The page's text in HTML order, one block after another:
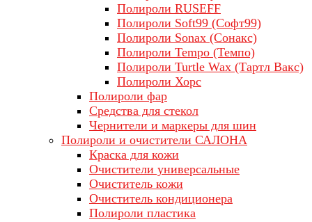
Полироли RUSEFF
Полироли Soft99 (Софт99)
Полироли Sonax (Сонакс)
Полироли Tempo (Темпо)
Полироли Turtle Wax (Тартл Вакс)
Полироли Хорс
Полироли фар
Средства для стекол
Чернители и маркеры для шин
Полироли и очистители САЛОНА
Краска для кожи
Очистители универсальные
Очиститель кожи
Очиститель кондиционера
Полироли пластика